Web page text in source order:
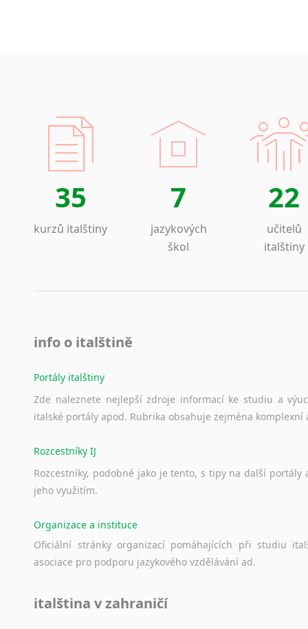
35
kurzů italštiny
7
jazykových
škol
22
učitelů
italštiny
info o italštině
Portály italštiny
Zde naleznete nejlepší zdroje informací ke studiu a
italské portály apod. Rubrika obsahuje zejména komplexní
Rozcestníky IJ
Rozcestníky, podobné jako je tento, s tipy na další portály
jeho využitím.
Organizace a instituce
Oficiální stránky organizací pomáhajících při studiu
asociace pro podporu jazykového vzdělávání ad.
italština v zahraničí